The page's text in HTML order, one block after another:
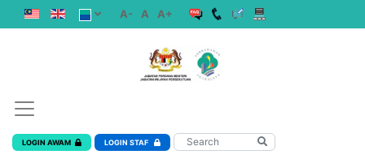
A- A A+
LOGIN AWAM LOGIN STAF